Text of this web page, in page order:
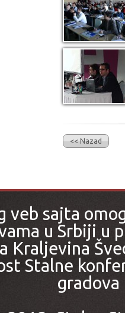
<< Nazad
veb sajta
u Srbiji u
Kraljevina
Stalne
gradova